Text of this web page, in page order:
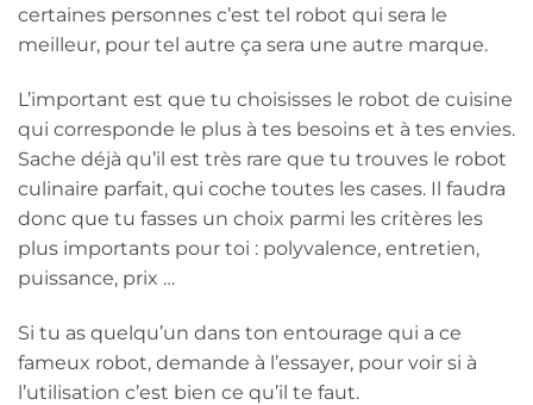
certaines personnes c’est tel robot qui sera le
meilleur, pour tel autre ça sera une autre marque.
L’important est que tu choisisses le robot de cuisine
qui corresponde le plus à tes besoins et à tes envies.
Sache déjà qu’il est très rare que tu trouves le robot
culinaire parfait, qui coche toutes les cases. Il faudra
donc que tu fasses un choix parmi les critères les
plus importants pour toi : polyvalence, entretien,
puissance, prix …
Si tu as quelqu’un dans ton entourage qui a ce
fameux robot, demande à l’essayer, pour voir si à
l’utilisation c’est bien ce qu’il te faut.